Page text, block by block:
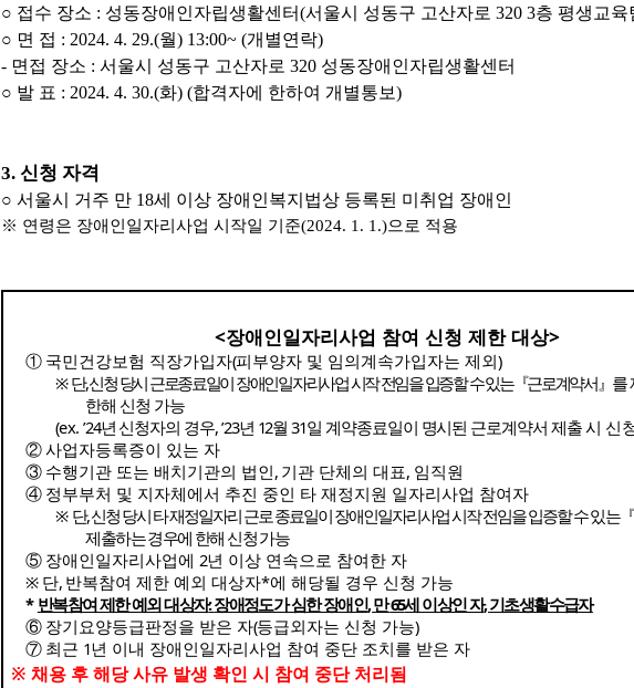
○ 접수 장소 : 성동장애인자립생활센터(서울시 성동구 고산자로 320 3층 평생교육
○ 면 접 : 2024. 4. 29.(월) 13:00~ (개별연락)
- 면접 장소 : 서울시 성동구 고산자로 320 성동장애인자립생활센터
○ 발 표 : 2024. 4. 30.(화) (합격자에 한하여 개별통보)
3. 신청 자격
○ 서울시 거주 만 18세 이상 장애인복지법상 등록된 미취업 장애인
※ 연령은 장애인일자리사업 시작일 기준(2024. 1. 1.)으로 적용
<장애인일자리사업 참여 신청 제한 대상>
① 국민건강보험 직장가입자(피부양자 및 임의계속가입자는 제외)
※단,신청 당시 근로종료일이 장애인일자리사업 시작 전임을 입증할 수 있는『근로계약서』 를
한해 신청 가능
(ex. ’24년 신청자의 경우, ’23년 12월31일 계약종료일이 명시된 근로계약서 제출 시 신
②사업자등록증이 있는 자
③ 수행기관 또는 배치기관의 법인, 기관 단체의 대표, 임직원
④ 정부부처 및 지자체에서 추진 중인 타 재정지원 일자리사업 참여자
※ 단,신청 당시 타 재정일자리 근로 종료일이 장애인일자리사업 시작 전임을 입증할 수있는『
제출하는 경우에 한해 신청 가능
⑤ 장애인일자리사업에 2년 이상 연속으로 참여한 자
※ 단, 반복참여 제한 예외 대상자*에 해당될 경우 신청 가능
* 반복참여 제한 예외 대상자:장애정도가 심한 장애인,만65세 이상인 자,기초생활수급자
⑥ 장기요양등급판정을 받은 자(등급외자는 신청 가능)
⑦ 최근 1년 이내 장애인일자리사업 참여 중단 조치를 받은 자
※ 채용 후 해당 사유 발생 확인 시 참여 중단 처리됨